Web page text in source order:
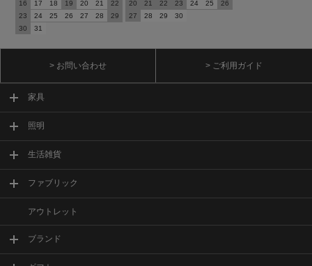
16
17 18 19 20 21
22
23
24 25 26 27 28
29
30
31
20
21 22 23 24 25
26
27
28 29 30
> お問い合わせ > ご利用ガイド
家具
照明
生活雑貨
ファブリック
アウトレット
ブランド